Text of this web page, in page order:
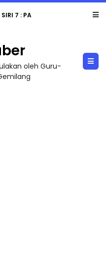
DUNIA
oleh Guru-